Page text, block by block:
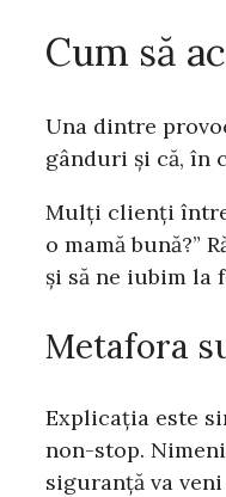
Cum să
Una dintre
gânduri și că, în
Mulți clienți
o mamă bună?”
și să ne iubim la
Metafora
Explicația este
non-stop.
siguranță va